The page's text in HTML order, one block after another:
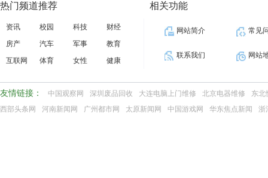
热门频道推荐
资讯 校园 科技
财经
房产
汽车 军事
教育
互联网
体育 女性 健康
相关功能
网站简介 常见
联系我们 网站
友情链接： 中国观察网 深圳废品回收 大连电脑上门维修 北京电器维修
东北
西部头条网
河南新闻网 广州都市网 太原新闻网 中国游戏网 华东焦点新闻 浙